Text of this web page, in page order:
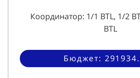
Координатор: 1/1 BTL, 1/2
BTL
Бюджет: